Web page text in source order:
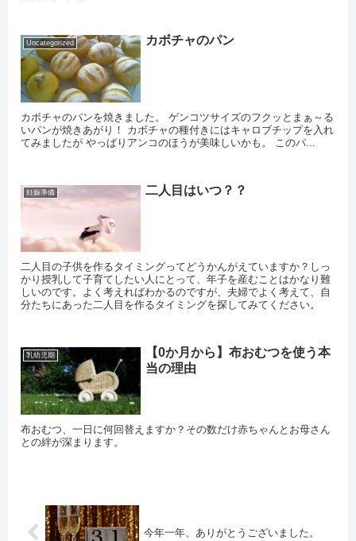
Uncategorized カボチャのパン
カボチャのパンを焼きました。 ゲンコツサイズのフクッとまぁ～る
いパンが焼きあがり！ カボチャの種付きにはキャロブチップを入れ
てみましたが やっぱりアンコのほうが美味しいかも。 このパ...
妊娠準備 二人目はいつ？？
二人目の子供を作るタイミングってどうかんがえていますか？しっ
かり授乳して子育てしたい人にとって、年子を産むことはかなり難
しいのです。よく考えればわかるのですが、夫婦でよく考えて、自
分たちにあった二人目を作るタイミングを探してみてください。
乳幼児期
【0か月から】布おむつを使う本
当の理由
布おむつ、一日に何回替えますか？その数だけ赤ちゃんとお母さん
との絆が深まります。
今年一年、ありがとうございました。